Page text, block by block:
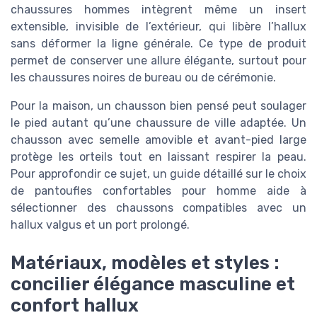
chaussures hommes intègrent même un insert
extensible, invisible de l’extérieur, qui libère l’hallux
sans déformer la ligne générale. Ce type de produit
permet de conserver une allure élégante, surtout pour
les chaussures noires de bureau ou de cérémonie.
Pour la maison, un chausson bien pensé peut soulager
le pied autant qu’une chaussure de ville adaptée. Un
chausson avec semelle amovible et avant-pied large
protège les orteils tout en laissant respirer la peau.
Pour approfondir ce sujet, un guide détaillé sur le choix
de pantoufles confortables pour homme aide à
sélectionner des chaussons compatibles avec un
hallux valgus et un port prolongé.
Matériaux, modèles et styles :
concilier élégance masculine et
confort hallux